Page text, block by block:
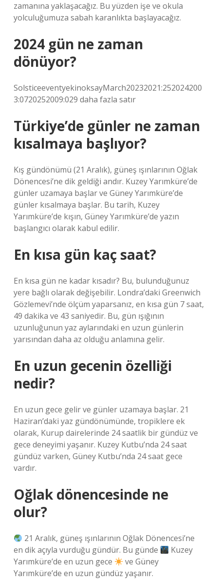
zamanına yaklaşacağız. Bu yüzden işe ve okula
yolculuğumuza sabah karanlıkta başlayacağız.
2024 gün ne zaman
dönüyor?
SolsticeeventyekinoksayMarch20232021:252024200
3:0720252009:029 daha fazla satır
Türkiye’de günler ne zaman
kısalmaya başlıyor?
Kış gündönümü (21 Aralık), güneş ışınlarının Oğlak
Dönencesi’ne dik geldiği andır. Kuzey Yarımküre’de
günler uzamaya başlar ve Güney Yarımküre’de
günler kısalmaya başlar. Bu tarih, Kuzey
Yarımküre’de kışın, Güney Yarımküre’de yazın
başlangıcı olarak kabul edilir.
En kısa gün kaç saat?
En kısa gün ne kadar kısadır? Bu, bulunduğunuz
yere bağlı olarak değişebilir. Londra’daki Greenwich
Gözlemevi’nde ölçüm yaparsanız, en kısa gün 7 saat,
49 dakika ve 43 saniyedir. Bu, gün ışığının
uzunluğunun yaz aylarındaki en uzun günlerin
yarısından daha az olduğu anlamına gelir.
En uzun gecenin özelliği
nedir?
En uzun gece gelir ve günler uzamaya başlar. 21
Haziran’daki yaz gündönümünde, tropiklere ek
olarak, Kurup dairelerinde 24 saatlik bir gündüz ve
gece deneyimi yaşanır. Kuzey Kutbu’nda 24 saat
gündüz varken, Güney Kutbu’nda 24 saat gece
vardır.
Oğlak dönencesinde ne
olur?
21 Aralık, güneş ışınlarının Oğlak Dönencesi’ne
en dik açıyla vurduğu gündür. Bu günde
Kuzey
Yarımküre’de en uzun gece
ve Güney
Yarımküre’de en uzun gündüz yaşanır.